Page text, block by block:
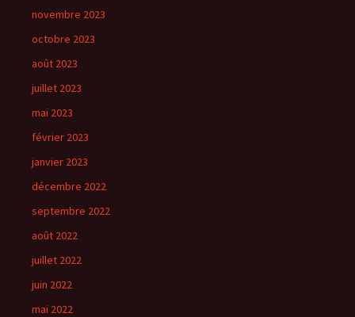
novembre 2023
octobre 2023
août 2023
juillet 2023
mai 2023
février 2023
janvier 2023
décembre 2022
septembre 2022
août 2022
juillet 2022
juin 2022
mai 2022